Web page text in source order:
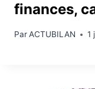
finances,
ParACTUBILAN 1